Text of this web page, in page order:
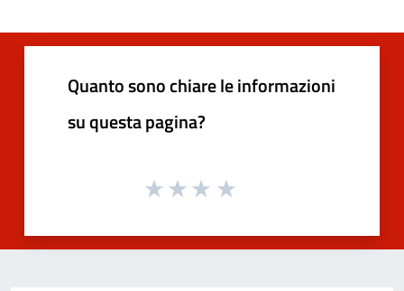
Quanto sono chiare le informazioni
su questa pagina?